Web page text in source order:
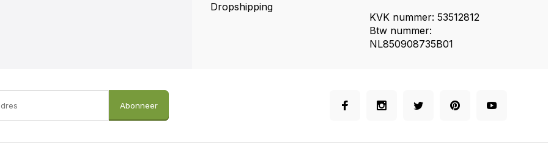
en deze verpakking of
Dropshipping
KVK nummer: 53512812
Btw nummer:
NL850908735B01
Abonneer